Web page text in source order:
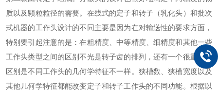
质以及颗粒粒径的需要。在线式的定子和转子（乳化头）和批次
式机器的工作头设计的不同主要是因为在对输送性的要求方面，
特别要引起注意的是：在粗精度、中等精度、细精度和其他一些
工作头类型之间的区别不光是转子齿的排列，还有一个很重要的
区别是不同工作头的几何学特征不一样。狭槽数、狭槽宽度以及
其他几何学特征都能改变定子和转子工作头的不同功能。根据以